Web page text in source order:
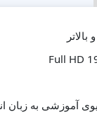
آموزشی به زبان